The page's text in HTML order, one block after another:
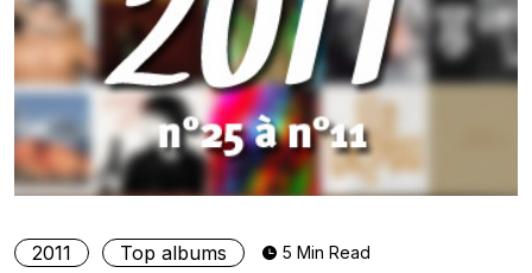
2011 Top albums 5 Min Read